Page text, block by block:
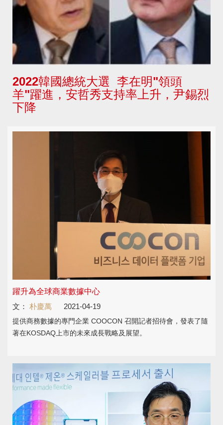
2022韓國總統大選 李在明"領頭
羊"躍進，安哲秀支持率上升，尹錫烈
下降
躍升為全球商業數據中心
文： 朴慶萬 2021-04-19
​​​​​提供商務數據的專門企業 COOCON 召開記者招待會，發表了隨
著在KOSDAQ上市的未來成長戰略及展望。